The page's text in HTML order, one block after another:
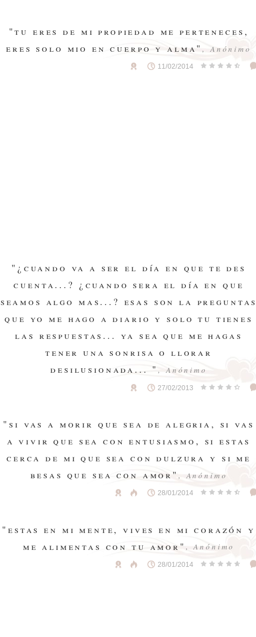
"tu eres de mi propiedad me perteneces,
eres solo mio en cuerpo y alma", Anónimo
11/02/2014
"¿cuando va a ser el día en que te des
cuenta...? ¿cuando sera el día en que
seamos algo mas...? esas son la preguntas
que yo me hago a diario y solo tu tienes
las respuestas... ya sea que me hagas
tener una sonrisa o llorar
desilusionada... ", Anónimo
27/02/2013
"si vas a morir que sea de alegria, si vas
a vivir que sea con entusiasmo, si estas
cerca de mi que sea con dulzura y si me
besas que sea con amor" , Anónimo
28/01/2014
"estas en mi mente, vives en mi corazón y
me alimentas con tu amor" , Anónimo
28/01/2014